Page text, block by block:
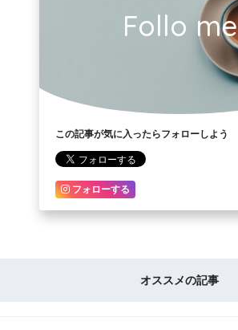
Follo me
この記事が気に入ったらフォローしよう
フォローする
オススメの記事